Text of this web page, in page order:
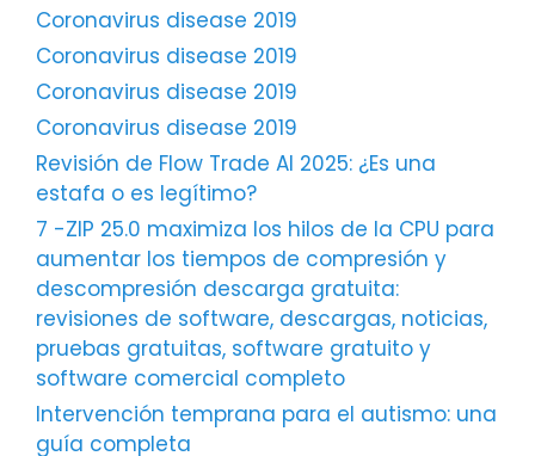
Coronavirus disease 2019
Coronavirus disease 2019
Coronavirus disease 2019
Coronavirus disease 2019
Revisión de Flow Trade AI 2025: ¿Es una
estafa o es legítimo?
7 -ZIP 25.0 maximiza los hilos de la CPU para
aumentar los tiempos de compresión y
descompresión descarga gratuita:
revisiones de software, descargas, noticias,
pruebas gratuitas, software gratuito y
software comercial completo
Intervención temprana para el autismo: una
guía completa